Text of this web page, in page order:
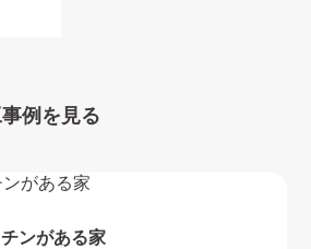
例を見る
ンがある家